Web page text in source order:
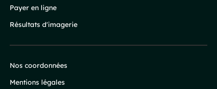
Payer en ligne
Résultats d'imagerie
Infos
Nos coordonnées
Mentions légales